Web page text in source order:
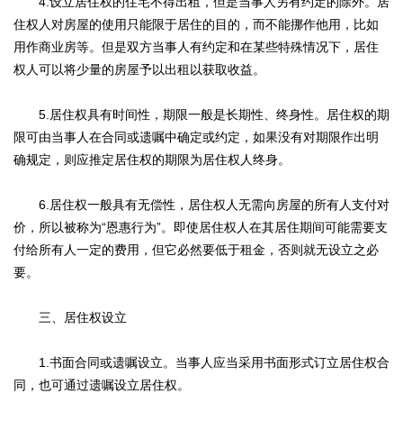
住权人对房屋的使用只能限于居住的目的，而不能挪作他用，比如
用作商业房等。但是双方当事人有约定和在某些特殊情况下，居住
权人可以将少量的房屋予以出租以获取收益。
5.居住权具有时间性，期限一般是长期性、终身性。居住权的期
限可由当事人在合同或遗嘱中确定或约定，如果没有对期限作出明
确规定，则应推定居住权的期限为居住权人终身。
6.居住权一般具有无偿性，居住权人无需向房屋的所有人支付对
价，所以被称为“恩惠行为”。即使居住权人在其居住期间可能需要支
付给所有人一定的费用，但它必然要低于租金，否则就无设立之必
要。
三、居住权设立
1.书面合同或遗嘱设立。当事人应当采用书面形式订立居住权合
同，也可通过遗嘱设立居住权。